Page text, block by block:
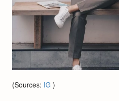
(Sources: IG )